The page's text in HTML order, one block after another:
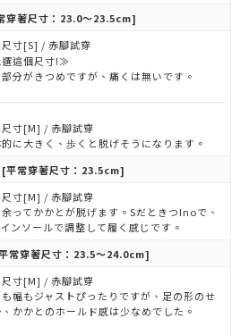
穿著尺寸：23.0～23.5cm]
寸[S] / 赤腳試穿
這個尺寸!≫
分がきつめですが、痛くは無いです。
寸[M] / 赤腳試穿
に大きく、歩くと脱げそうになります。
[平常穿著尺寸：23.5cm]
寸[M] / 赤腳試穿
ってかかとが脱げます。SだときつInoで、
ンソールで調整して履く感じです。
常穿著尺寸：23.5～24.0cm]
寸[M] / 赤腳試穿
幅もジャストぴったりですが、足の形のせ
かかとのホールド感は少なめでした。